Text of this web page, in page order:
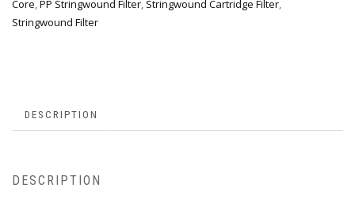
Core,PP Stringwound Filter, Stringwound Cartridge Filter,
Stringwound Filter
DESCRIPTION
DESCRIPTION